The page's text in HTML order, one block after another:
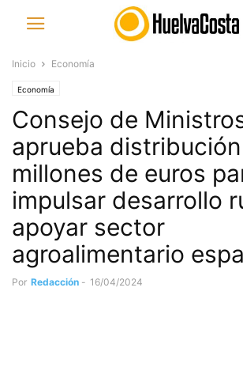
Inicio Economía
Economía
Consejo de
aprueba
millones de euros
impulsar desarrollo
apoyar sector
agroalimentario
Por Redacción - 16/04/2024